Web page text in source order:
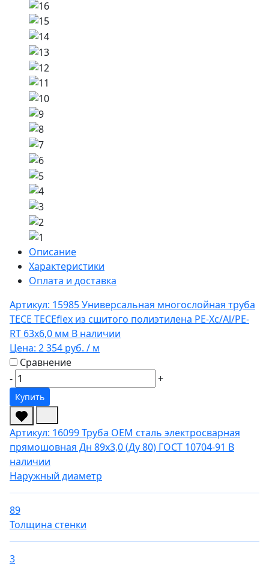
Описание
Характеристики
Оплата и доставка
Артикул: 15985Универсальная многослойная труба
TECE TECEflex из сшитого полиэтилена PE-Xc/Al/PE-
RT 63x6,0 мм В наличии
Цена: 2 354 руб. / м
Сравнение
-
+
Купить
Артикул: 16099Труба OEM сталь электросварная
прямошовная Дн 89х3,0 (Ду 80) ГОСТ 10704-91 В
наличии
Наружный диаметр
89
Толщина стенки
3